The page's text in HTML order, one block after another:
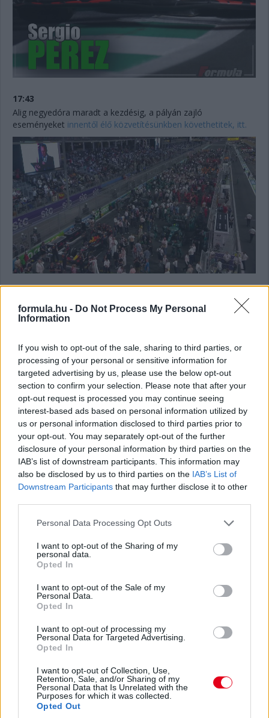
formula.hu - Do Not Process My Personal
Information
If you wish to opt-out of the sale, sharing to third parties, or
processing of your personal or sensitive information for
targeted advertising by us, please use the below opt-out
section to confirm your selection. Please note that after your
opt-out request is processed you may continue seeing
interest-based ads based on personal information utilized by
us or personal information disclosed to third parties prior to
your opt-out. You may separately opt-out of the further
disclosure of your personal information by third parties on the
IAB’s list of downstream participants. This information may
also be disclosed by us to third parties on the IAB’s List of
Downstream Participants that may further disclose it to other
Please note that this website/app uses one or more Google
not limited to your visit or usage behaviour. You may click to
grant or deny consent to Google and its third-party tags to
use your data for below specified purposes in below Google
consent section.
Personal Data Processing Opt Outs
I want to opt-out of the Sharing of my
personal data.
Opted In
I want to opt-out of the Sale of my
Personal Data.
Opted In
I want to opt-out of processing my
Personal Data for Targeted Advertising.
Opted In
I want to opt-out of Collection, Use,
Retention, Sale, and/or Sharing of my
Personal Data that Is Unrelated with the
Purposes for which it was collected.
Opted Out
17:43
Alig negyedóra maradt a kezdésig, a pályán zajló
eseményeket innentől élő közvetítésünkben követhetitek, itt.
Max Verstappen időmérős műszaki hibájával és Charles
Leclerc motorbüntetésével szokatlan képet mutat a 18 órakor